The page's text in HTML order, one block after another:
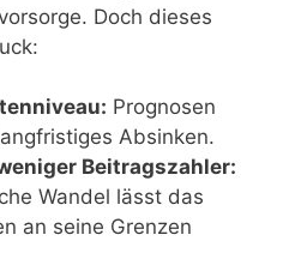
Doch dieses
Prognosen
Absinken.
Beitragszahler:
Wandel lässt das
an seine Grenzen